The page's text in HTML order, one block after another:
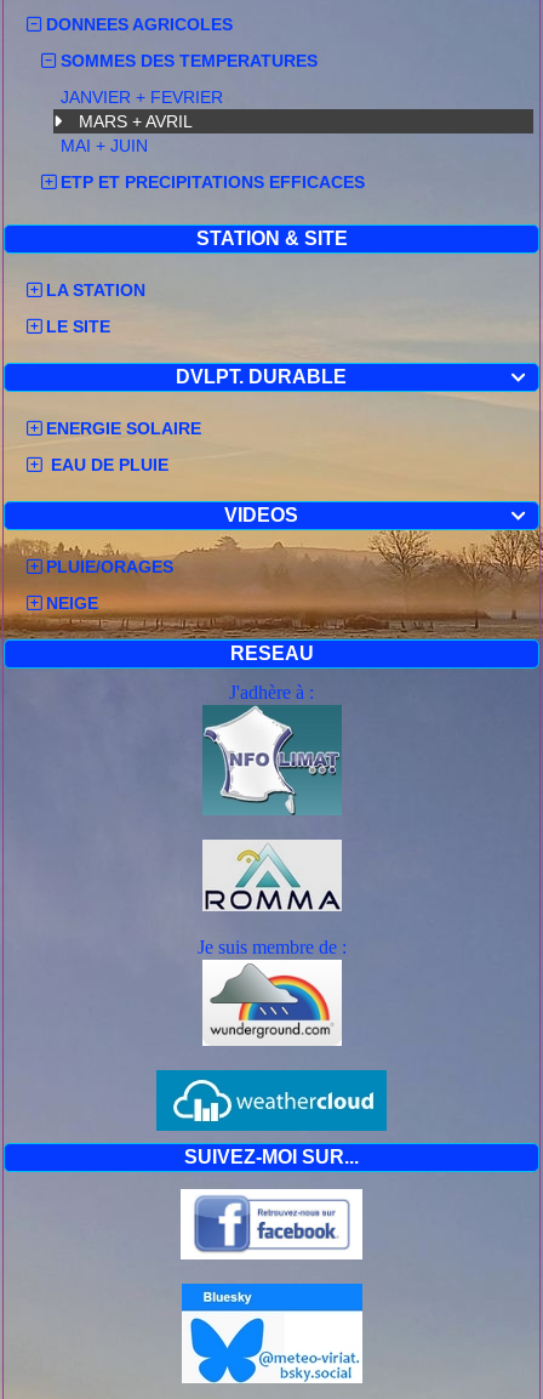
DONNEES AGRICOLES
SOMMES DES TEMPERATURES
JANVIER + FEVRIER
MARS + AVRIL
MAI + JUIN
ETP ET PRECIPITATIONS EFFICACES
STATION & SITE
LA STATION
LE SITE

DVLPT. DURABLE
ENERGIE SOLAIRE
EAU DE PLUIE

VIDEOS
PLUIE/ORAGES
NEIGE
RESEAU
J'adhère à :
Je suis membre de :
SUIVEZ-MOI SUR...